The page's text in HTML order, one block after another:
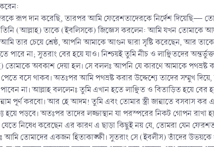
রূপ দান করেছি, তারপর আমি ফেরেশতাদেরকে নির্দেশ
তিনি (আল্লাহ) তাকে (ইবলিসকে) জিজ্ঞেস করলেন: আমি যখন
তার চেয়ে শ্রেষ্ঠ, আপনি আমাকে আগুন দ্বারা সৃষ্টি করেছেন, আর তাকে
পারে না; সুতরাং বের হয়ে যাও। নিশ্চয়ই তুমি নীচ ও লাঞ্ছিতদের
তোমাকে অবকাশ দেয়া হল। সে বললঃ আপনি যে কারণে আমাকে
বসে থাকব। অতঃপর আমি পথভ্রষ্ট করার উদ্দেশ্যে তাদের সম্মুখ দিয়ে,
না। আল্লাহ বললেনঃ তুমি এখান হতে লাঞ্ছিত ও বিতাড়িত হয়ে বের
পূর্ণ করবো। আর হে আদম! তুমি এবং তোমার স্ত্রী জান্নাতে বসবাস কর
হয়ে পড়বে। অতঃপর তাদের লজ্জাস্থান যা পরস্পরের নিকট গোপন রাখা
নিষেধ করেছেন এর কারণ এ ছাড়া কিছুই নয় যে, তোমরা যেন
তোমাদের একজন হিতাকাঙ্ক্ষী। সুতরাং সে (ইবলীস) তাঁদের উভয়কে